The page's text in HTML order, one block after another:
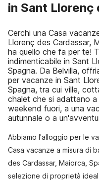
in Sant Llorenç
Cerchi una Casa
Llorenç des Cardassar,
ha quello che fa per te!
indimenticabile in Sant
Spagna. Da Belvilla,
per vacanze in Sant
Spagna, tra cui ville,
chalet che si adattano a
weekend fuori, a una
autunnale o a
Abbiamo l'alloggio per le
Casa vacanze a misura di
des Cardassar, Maiorca,
selezione di proprietà